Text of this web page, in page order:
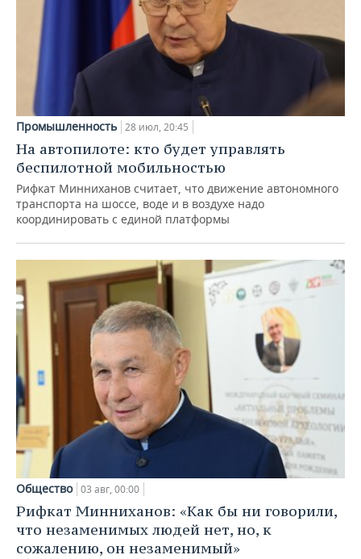
Промышленность 28 июл, 20:45
На автопилоте: кто будет управлять
беспилотной мобильностью
Рифкат Минниханов считает, что движение автономного
транспорта на шоссе, воде и в воздухе надо
координировать с единой платформы
Общество 03 авг, 00:00
Рифкат Минниханов: «Как бы ни говорили,
что незаменимых людей нет, но, к
сожалению, он незаменимый»